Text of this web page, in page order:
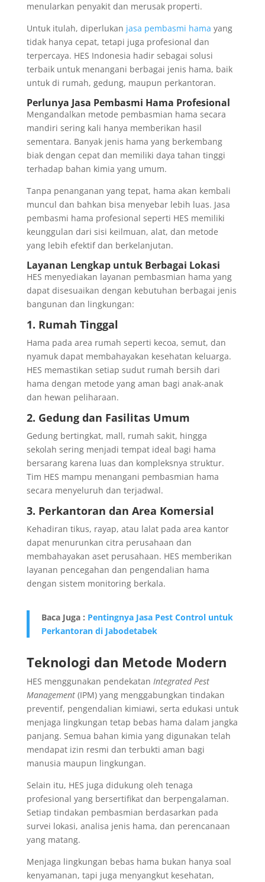
menularkan penyakit dan merusak properti.
Untuk itulah, diperlukan jasa pembasmi hama yang
tidak hanya cepat, tetapi juga profesional dan
terpercaya. HES Indonesia hadir sebagai solusi
terbaik untuk menangani berbagai jenis hama, baik
untuk di rumah, gedung, maupun perkantoran.
Perlunya Jasa Pembasmi Hama Profesional
Mengandalkan metode pembasmian hama secara
mandiri sering kali hanya memberikan hasil
sementara. Banyak jenis hama yang berkembang
biak dengan cepat dan memiliki daya tahan tinggi
terhadap bahan kimia yang umum.
Tanpa penanganan yang tepat, hama akan kembali
muncul dan bahkan bisa menyebar lebih luas. Jasa
pembasmi hama profesional seperti HES memiliki
keunggulan dari sisi keilmuan, alat, dan metode
yang lebih efektif dan berkelanjutan.
Layanan Lengkap untuk Berbagai Lokasi
HES menyediakan layanan pembasmian hama yang
dapat disesuaikan dengan kebutuhan berbagai jenis
bangunan dan lingkungan:
1. Rumah Tinggal
Hama pada area rumah seperti kecoa, semut, dan
nyamuk dapat membahayakan kesehatan keluarga.
HES memastikan setiap sudut rumah bersih dari
hama dengan metode yang aman bagi anak-anak
dan hewan peliharaan.
2. Gedung dan Fasilitas Umum
Gedung bertingkat, mall, rumah sakit, hingga
sekolah sering menjadi tempat ideal bagi hama
bersarang karena luas dan kompleksnya struktur.
Tim HES mampu menangani pembasmian hama
secara menyeluruh dan terjadwal.
3. Perkantoran dan Area Komersial
Kehadiran tikus, rayap, atau lalat pada area kantor
dapat menurunkan citra perusahaan dan
membahayakan aset perusahaan. HES memberikan
layanan pencegahan dan pengendalian hama
dengan sistem monitoring berkala.
Baca Juga : Pentingnya Jasa Pest Control untuk
Perkantoran di Jabodetabek
Teknologi dan Metode Modern
HES menggunakan pendekatan Integrated Pest
Management(IPM) yang menggabungkan tindakan
preventif, pengendalian kimiawi, serta edukasi untuk
menjaga lingkungan tetap bebas hama dalam jangka
panjang. Semua bahan kimia yang digunakan telah
mendapat izin resmi dan terbukti aman bagi
manusia maupun lingkungan.
Selain itu, HES juga didukung oleh tenaga
profesional yang bersertifikat dan berpengalaman.
Setiap tindakan pembasmian berdasarkan pada
survei lokasi, analisa jenis hama, dan perencanaan
yang matang.
Menjaga lingkungan bebas hama bukan hanya soal
kenyamanan, tapi juga menyangkut kesehatan,